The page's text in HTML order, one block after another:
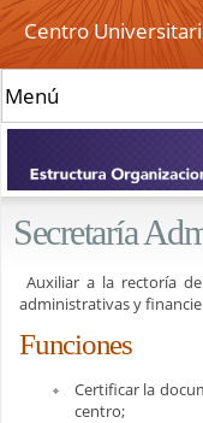
Centro
Secretaría
Auxiliar a la rectoría
administrativas y
Funciones
Certificar la
centro;